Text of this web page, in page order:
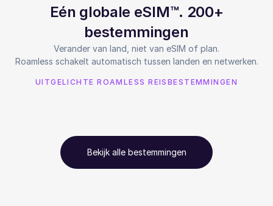
Eén globale eSIM™. 200+
bestemmingen
Verander van land, niet van eSIM of plan.
Roamless schakelt automatisch tussen landen en netwerken.
UITGELICHTE ROAMLESS REISBESTEMMINGEN
Bekijk alle bestemmingen